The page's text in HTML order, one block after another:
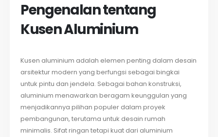
Pengenalan tentang
Kusen Aluminium
Kusen aluminium adalah elemen penting dalam desain
arsitektur modern yang berfungsi sebagai bingkai
untuk pintu dan jendela. Sebagai bahan konstruksi,
aluminium menawarkan beragam keunggulan yang
menjadikannya pilihan populer dalam proyek
pembangunan, terutama untuk desain rumah
minimalis. Sifat ringan tetapi kuat dari aluminium